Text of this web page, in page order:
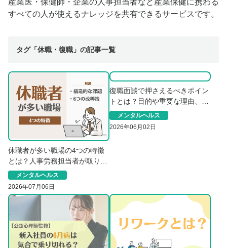
産業医・保健師・企業の人事担当者など産業保健に携わる
すべての人が使えるナレッジを共有できるサービスです。
タグ「休職・復職」の記事一覧
休職者が多い職場の4つの特徴
とは？人事労務担当者が取り組
むべき対策を解説
メンタルヘルス
2026年07月06日
復職面談で押さえるべきポイン
トとは？目的や重要な理由、確
認事項について解説！
メンタルヘルス
2026年06月02日